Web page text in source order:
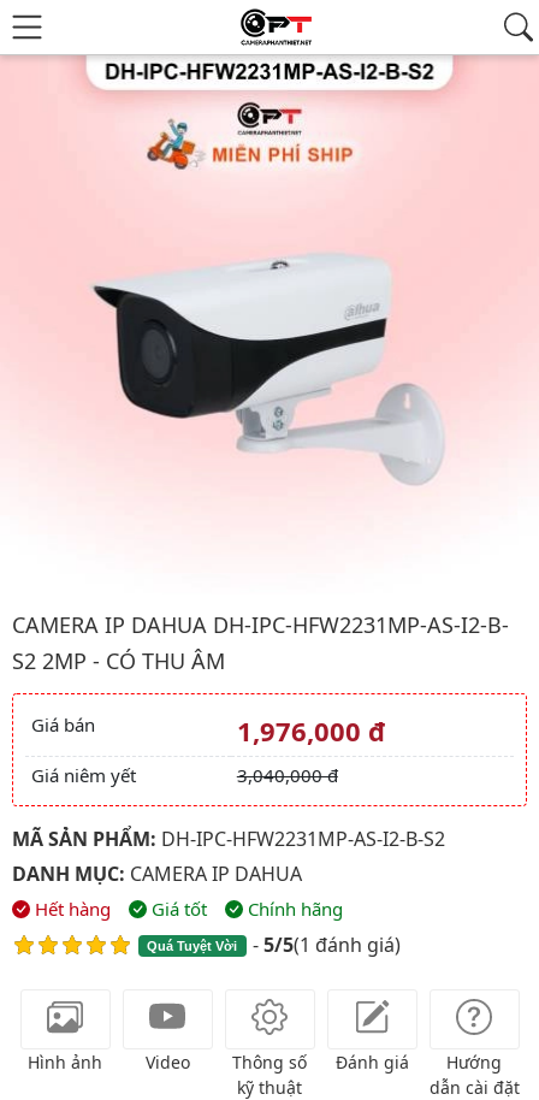
CAMERA IP DAHUA DH-IPC-HFW2231MP-AS-I2-B-
S2 2MP - CÓ THU ÂM
Giá và khuyến mãi
Giá bán 1,976,000 đ
Giá niêm yết 3,040,000 đ
MÃ SẢN PHẨM: DH-IPC-HFW2231MP-AS-I2-B-S2
DANH MỤC: CAMERA IP DAHUA
Hết hàng Giá tốt Chính hãng
Quá Tuyệt Vời -5/5(1 đánh giá)
Hình ảnh Video
Thông số
kỹ thuật
Đánh giá
Hướng
dẫn cài đặt